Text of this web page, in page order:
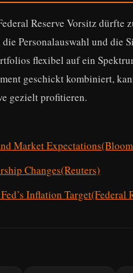
Reserve Vorsitz
Personalauswahl und die
flexibel auf ein
geschickt kombiniert,
gezielt profitieren.
Market
Changes(Reuters)
Inflation Target(Federal